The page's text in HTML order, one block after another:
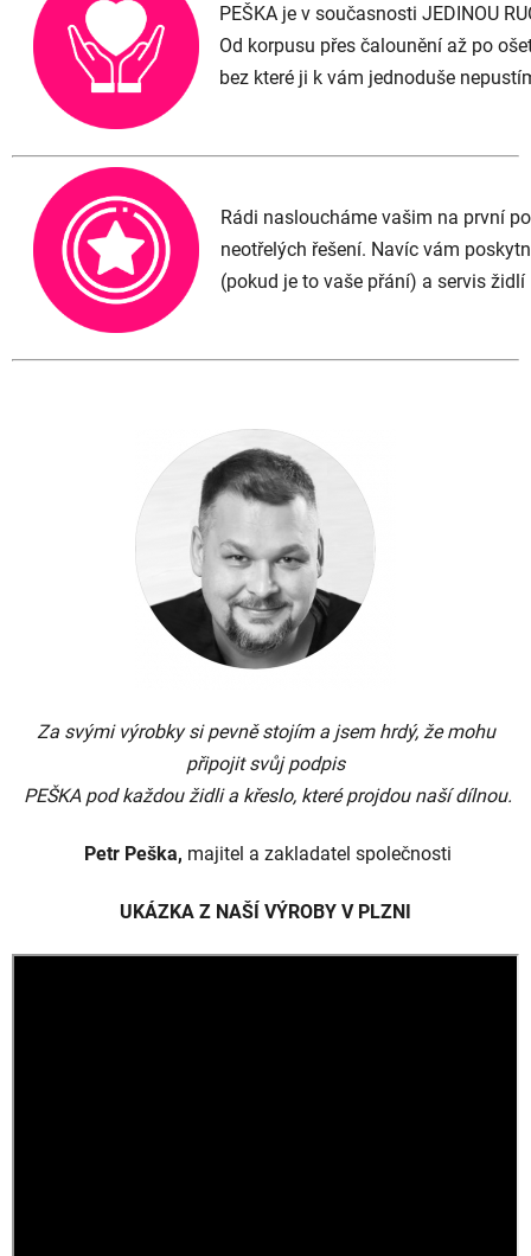
PEŠKA je v současnosti JEDINOU
Od korpusu přes čalounění až po
bez které ji k vám jednoduše
Rádi nasloucháme vašim na první
neotřelých řešení. Navíc vám
(pokud je to vaše přání) a servis
Za svými výrobky si pevně stojím a jsem hrdý, že mohu
připojit svůj podpis
PEŠKA pod každou židli a křeslo, které projdou naší dílnou.
Petr Peška, majitel a zakladatel společnosti
UKÁZKA Z NAŠÍ VÝROBY V PLZNI